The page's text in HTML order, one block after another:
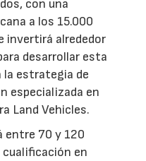
con una
a los 15.000
invertirá alrededor
desarrollar esta
estrategia de
especializada en
Land Vehicles.
entre 70 y 120
en